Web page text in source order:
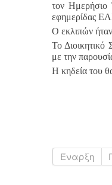
τον Ημερήσιο
εφημερίδας
Ο εκλιπών
Το Διοικητικό
με την
Η κηδεία του
Έναρξη